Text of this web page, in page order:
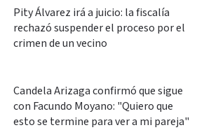
Pity Álvarez irá a juicio: la fiscalía
rechazó suspender el proceso por el
crimen de un vecino
Candela Arizaga confirmó que sigue
con Facundo Moyano: "Quiero que
esto se termine para ver a mi pareja"